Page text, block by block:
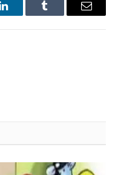
LinkedInTumblr Email